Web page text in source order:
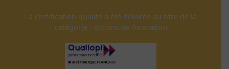
La certification qualité a été délivrée au titre de la
catégorie : Actions de formation